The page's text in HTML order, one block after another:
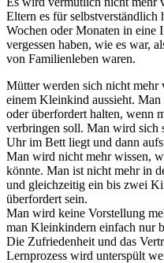
Eltern es für
Wochen oder Monaten in eine
vergessen haben, wie es war,
von Familienleben waren.
Mütter werden sich nicht
einem Kleinkind aussieht.
oder überfordert halten, wenn
verbringen soll. Man wird sich
Uhr im Bett liegt und dann
Man wird nicht mehr wissen,
könnte. Man ist nicht mehr in
und gleichzeitig ein bis zwei
überfordert sein.
Man wird keine Vorstellung
man Kleinkindern einfach nur
Die Zufriedenheit und das
Lernprozess wird unterspült